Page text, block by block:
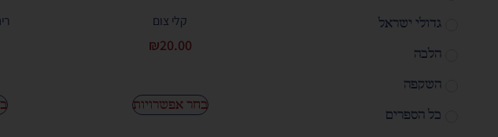
גדולי ישראל
הלכה
השקפה
כל הספרים
קלי צום
₪20.00
בחר אפשרויות